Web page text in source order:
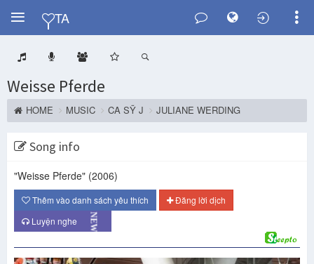
Y
TA
Weisse Pferde
HOME MUSIC CA SỸ J JULIANE WERDING
Song info
"Weisse Pferde" (2006)
Thêm vào danh sách yêu thích
Đăng lời dịch
Luyện nghe
NEW